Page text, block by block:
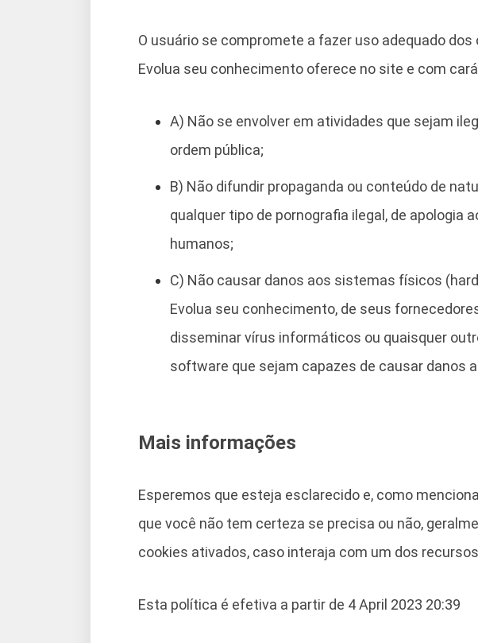
O usuário se compromete a fazer uso adequado
Evolua seu conhecimento oferece no site e com
A) Não se envolver em atividades que sejam
ordem pública;
B) Não difundir propaganda ou conteúdo de
qualquer tipo de pornografia ilegal, de apologia
humanos;
C) Não causar danos aos sistemas físicos
Evolua seu conhecimento, de seus
disseminar vírus informáticos ou quaisquer
software que sejam capazes de causar danos
Mais informações
Esperemos que esteja esclarecido e, como
que você não tem certeza se precisa ou não,
cookies ativados, caso interaja com um dos
Esta política é efetiva a partir de 4 April 2023 20:39